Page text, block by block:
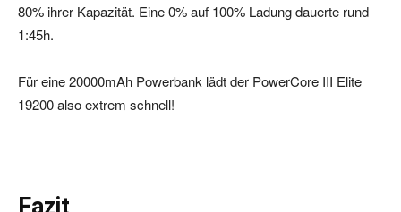
80% ihrer Kapazität. Eine 0% auf 100% Ladung dauerte rund
1:45h.
Für eine 20000mAh Powerbank lädt der PowerCore III Elite
19200 also extrem schnell!